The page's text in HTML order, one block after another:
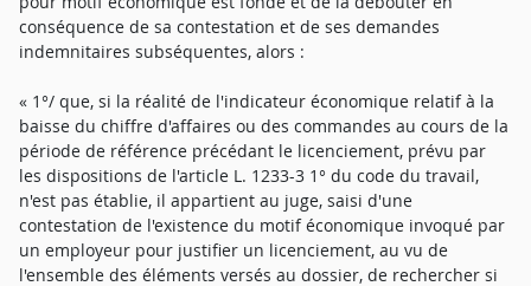
conséquence de sa contestation et de ses demandes
indemnitaires subséquentes, alors :
« 1°/ que, si la réalité de l'indicateur économique relatif à la
baisse du chiffre d'affaires ou des commandes au cours de la
période de référence précédant le licenciement, prévu par
les dispositions de l'article L. 1233-3 1° du code du travail,
n'est pas établie, il appartient au juge, saisi d'une
contestation de l'existence du motif économique invoqué par
un employeur pour justifier un licenciement, au vu de
l'ensemble des éléments versés au dossier, de rechercher si